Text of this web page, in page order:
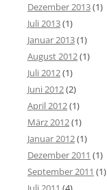
Dezember 2013(1)
Juli 2013(1)
Januar 2013(1)
August 2012(1)
Juli 2012(1)
Juni 2012(2)
April 2012(1)
März 2012(1)
Januar 2012(1)
Dezember 2011 (1)
September 2011 (1)